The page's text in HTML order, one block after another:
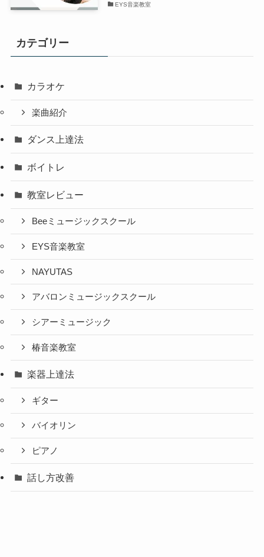
EYS音楽教室
カテゴリー
カラオケ
楽曲紹介
ダンス上達法
ボイトレ
教室レビュー
Beeミュージックスクール
EYS音楽教室
NAYUTAS
アバロンミュージックスクール
シアーミュージック
椿音楽教室
楽器上達法
ギター
バイオリン
ピアノ
話し方改善